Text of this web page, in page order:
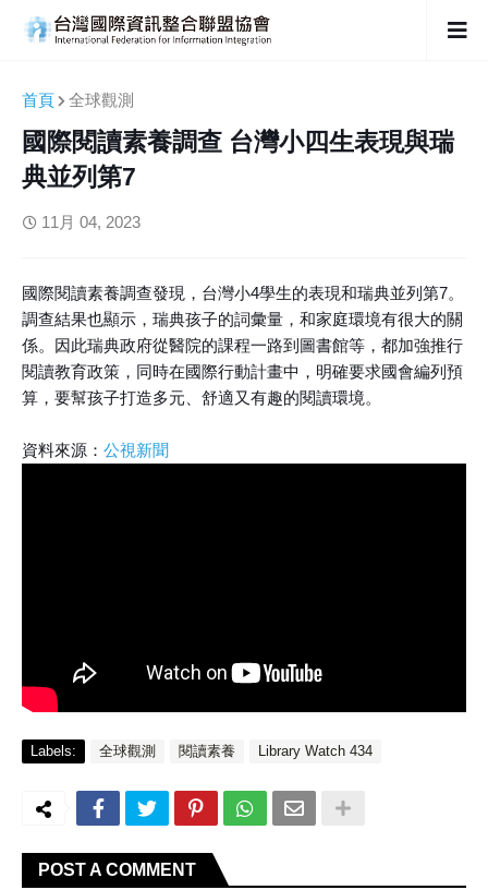
首頁 全球觀測
國際閱讀素養調查 台灣小四生表現與瑞
典並列第7
11月 04, 2023
國際閱讀素養調查發現，台灣小4學生的表現和瑞典並列第7。
調查結果也顯示，瑞典孩子的詞彙量，和家庭環境有很大的關
係。因此瑞典政府從醫院的課程一路到圖書館等，都加強推行
閱讀教育政策，同時在國際行動計畫中，明確要求國會編列預
算，要幫孩子打造多元、舒適又有趣的閱讀環境。
資料來源： 公視新聞
Labels: 全球觀測 閱讀素養 Library Watch 434
POST A COMMENT